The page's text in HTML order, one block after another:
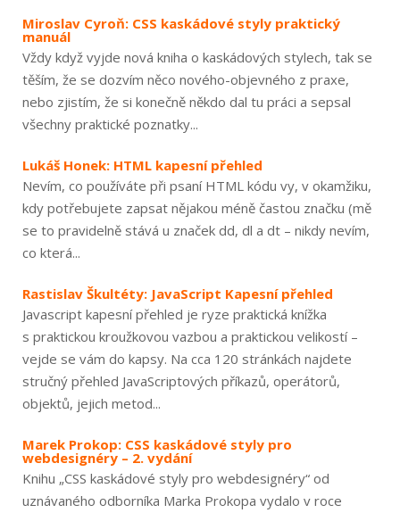
Miroslav Cyroň: CSS kaskádové styly praktický
manuál
Vždy když vyjde nová kniha o kaskádových stylech, tak se
těším, že se dozvím něco nového-objevného z praxe,
nebo zjistím, že si konečně někdo dal tu práci a sepsal
všechny praktické poznatky...
Lukáš Honek: HTML kapesní přehled
Nevím, co používáte při psaní HTML kódu vy, v okamžiku,
kdy potřebujete zapsat nějakou méně častou značku (mě
se to pravidelně stává u značek dd, dl a dt – nikdy nevím,
co která...
Rastislav Škultéty: JavaScript Kapesní přehled
Javascript kapesní přehled je ryze praktická knížka
s praktickou kroužkovou vazbou a praktickou velikostí –
vejde se vám do kapsy. Na cca 120 stránkách najdete
stručný přehled JavaScriptových příkazů, operátorů,
objektů, jejich metod...
Marek Prokop: CSS kaskádové styly pro
webdesignéry – 2. vydání
Knihu „CSS kaskádové styly pro webdesignéry“ od
uznávaného odborníka Marka Prokopa vydalo v roce